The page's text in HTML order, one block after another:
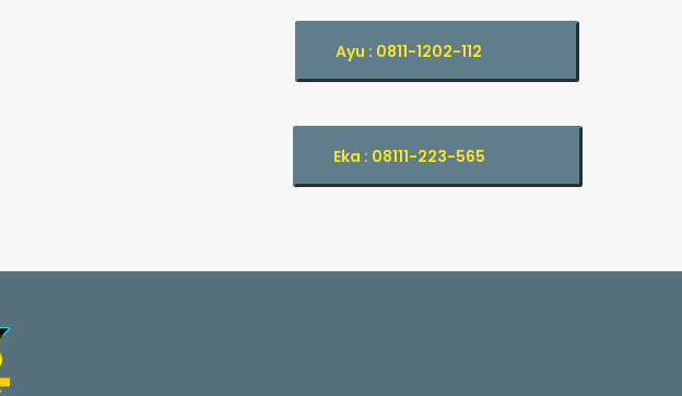
Ayu : 0811-1202-112
Eka : 08111-223-565